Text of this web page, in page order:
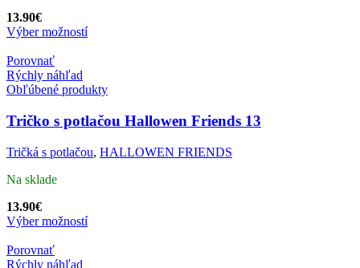
13.90€
Výber možností
Porovnať
Rýchly náhľad
Obľúbené produkty
Tričko s potlačou Hallowen Friends 13
Tričká s potlačou, HALLOWEN FRIENDS
Na sklade
13.90€
Výber možností
Porovnať
Rýchly náhľad